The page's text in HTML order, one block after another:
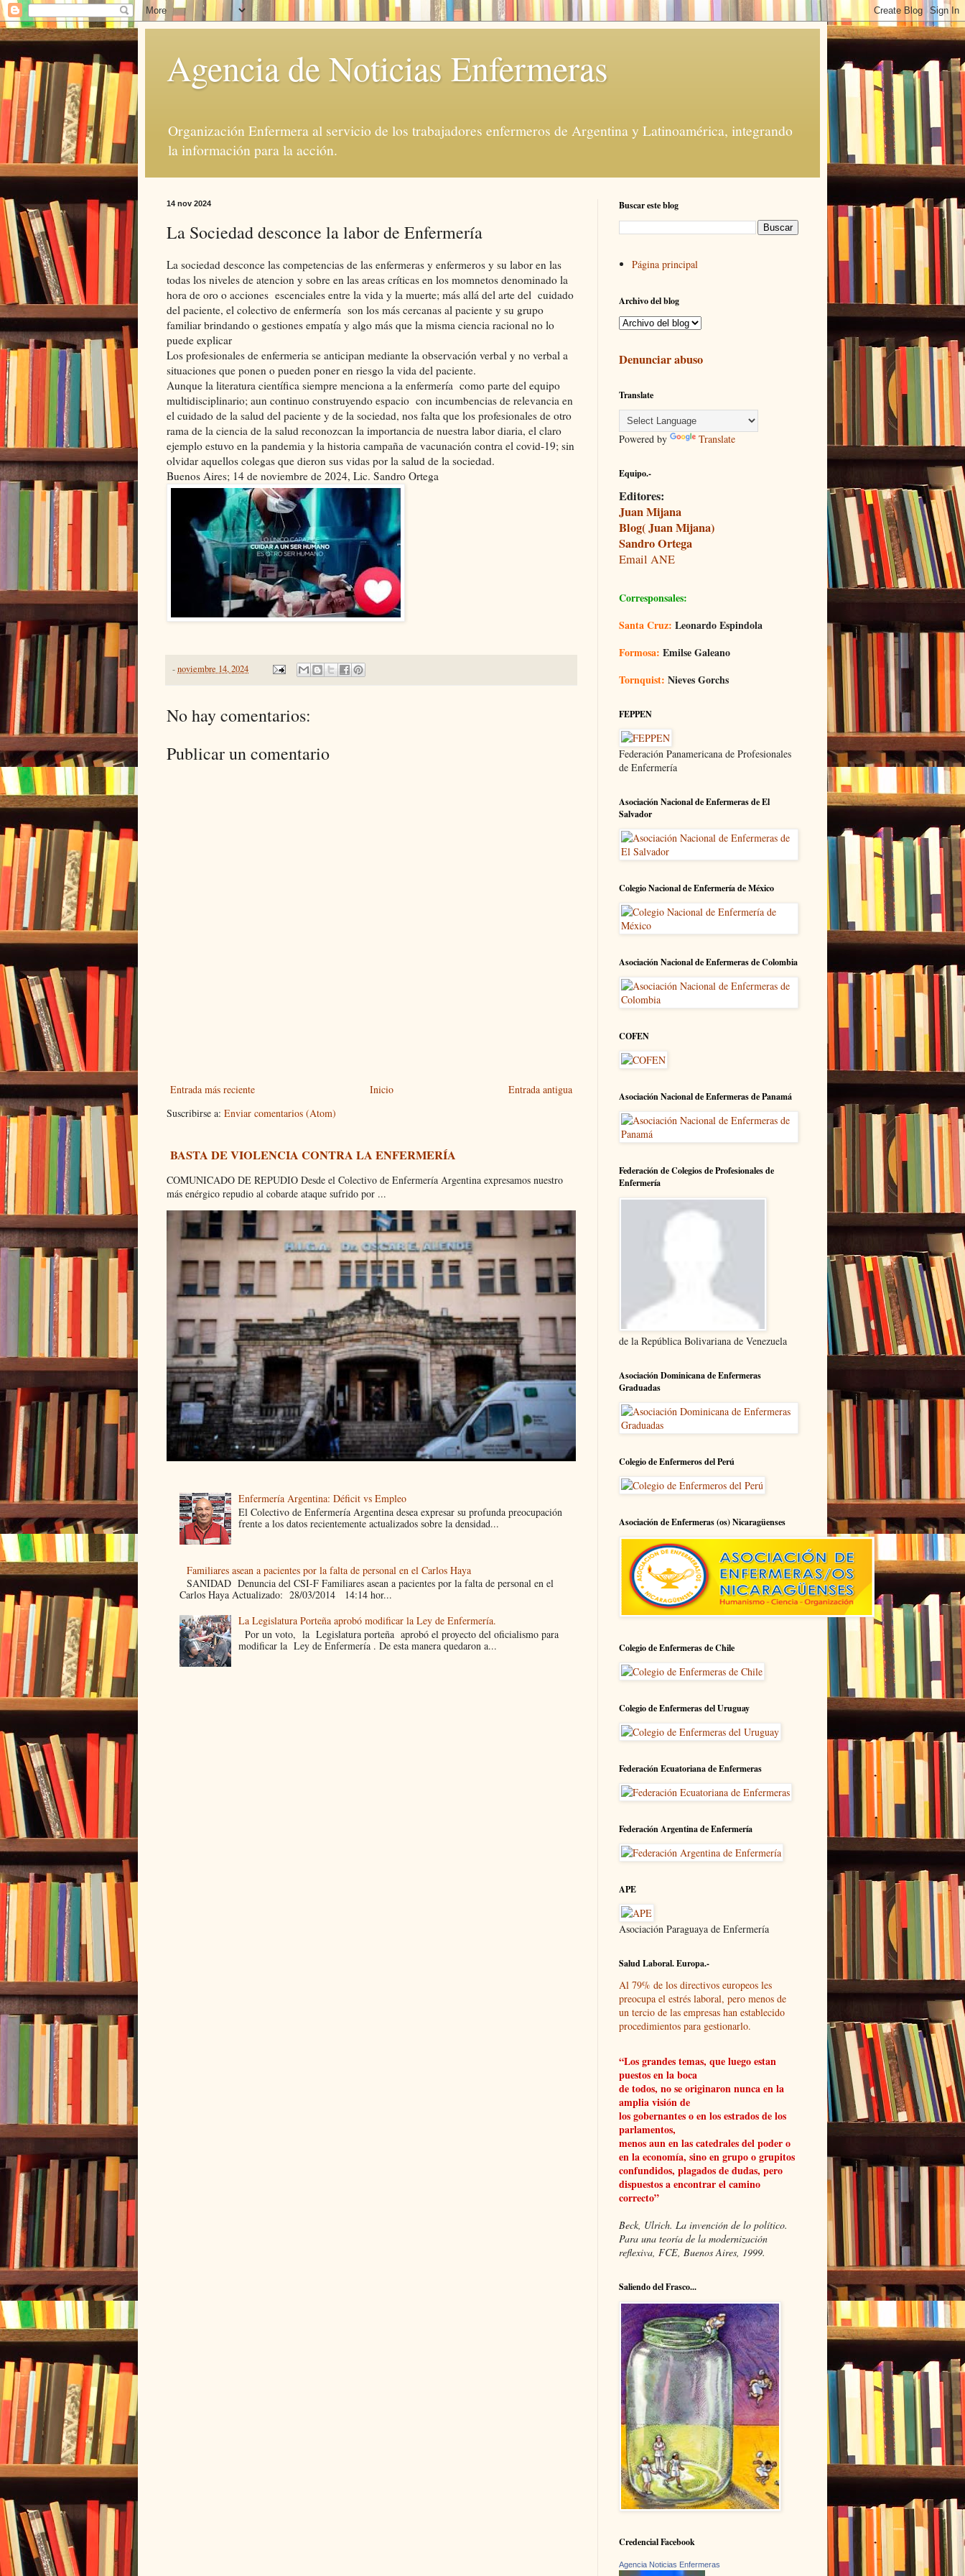
Agencia de Noticias Enfermeras
Organización Enfermera al servicio de los trabajadores enfermeros de Argentina y Latinoamérica, integrando
la información para la acción.
14 nov 2024
La Sociedad desconce la labor de Enfermería
La sociedad desconce las competencias de las enfermeras y enfermeros y su labor en las
todas los niveles de atencion y sobre en las areas críticas en los momnetos denominado la
hora de oro o acciones escenciales entre la vida y la muerte; más allá del arte del cuidado
del paciente, el colectivo de enfermería son los más cercanas al paciente y su grupo
familiar brindando o gestiones empatía y algo más que la misma ciencia racional no lo
puede explicar
Los profesionales de enfermeria se anticipan mediante la observación verbal y no verbal a
situaciones que ponen o pueden poner en riesgo la vida del paciente.
Aunque la literatura científica siempre menciona a la enfermería como parte del equipo
multidisciplinario; aun continuo construyendo espacio con incumbencias de relevancia en
el cuidado de la salud del paciente y de la sociedad, nos falta que los profesionales de otro
rama de la ciencia de la salud reconozcan la importancia de nuestra labor diaria, el claro
ejemplo estuvo en la pandemia y la historia campaña de vacunación contra el covid-19; sin
olvidar aquellos colegas que dieron sus vidas por la salud de la sociedad.
Buenos Aires; 14 de noviembre de 2024, Lic. Sandro Ortega
-noviembre 14, 2024
No hay comentarios:
Publicar un comentario
Entrada más reciente Entrada antigua
Inicio
Suscribirse a: Enviar comentarios (Atom)
BASTA DE VIOLENCIA CONTRA LA ENFERMERÍA
COMUNICADO DE REPUDIO Desde el Colectivo de Enfermería Argentina expresamos nuestro
más enérgico repudio al cobarde ataque sufrido por ...
Enfermería Argentina: Déficit vs Empleo
El Colectivo de Enfermería Argentina desea expresar su profunda preocupación
frente a los datos recientemente actualizados sobre la densidad...
Familiares asean a pacientes por la falta de personal en el Carlos Haya
SANIDAD Denuncia del CSI-F Familiares asean a pacientes por la falta de personal en el
Carlos Haya Actualizado: 28/03/2014 14:14 hor...
La Legislatura Porteña aprobó modificar la Ley de Enfermería.
Por un voto, la Legislatura porteña aprobó el proyecto del oficialismo para
modificar la Ley de Enfermería . De esta manera quedaron a...
Buscar este blog
Página principal
Archivo del blog
Denunciar abuso
Translate
Powered by Translate
Equipo.-
Editores:
Juan Mijana
Blog( Juan Mijana)
Sandro Ortega
Email ANE
Corresponsales:
Santa Cruz: Leonardo Espindola
Formosa: Emilse Galeano
Tornquist: Nieves Gorchs
FEPPEN
Federación Panamericana de Profesionales
de Enfermería
Asociación Nacional de Enfermeras de El
Salvador
Colegio Nacional de Enfermería de México
Asociación Nacional de Enfermeras de Colombia
COFEN
Asociación Nacional de Enfermeras de Panamá
Federación de Colegios de Profesionales de
Enfermería
de la República Bolivariana de Venezuela
Asociación Dominicana de Enfermeras
Graduadas
Colegio de Enfermeros del Perú
Asociación de Enfermeras (os) Nicaragüenses
Colegio de Enfermeras de Chile
Colegio de Enfermeras del Uruguay
Federación Ecuatoriana de Enfermeras
Federación Argentina de Enfermería
APE
Asociación Paraguaya de Enfermería
Salud Laboral. Europa.-
Al 79% de los directivos europeos les
preocupa el estrés laboral, pero menos de
un tercio de las empresas han establecido
procedimientos para gestionarlo.
“Los grandes temas, que luego estan
puestos en la boca
de todos, no se originaron nunca en la
amplia visión de
los gobernantes o en los estrados de los
parlamentos,
menos aun en las catedrales del poder o
en la economía, sino en grupo o grupitos
confundidos, plagados de dudas, pero
dispuestos a encontrar el camino
correcto”
Beck, Ulrich. La invención de lo político.
Para una teoría de la modernización
reflexiva, FCE, Buenos Aires, 1999.
Saliendo del Frasco...
Credencial Facebook
Agencia Noticias Enfermeras